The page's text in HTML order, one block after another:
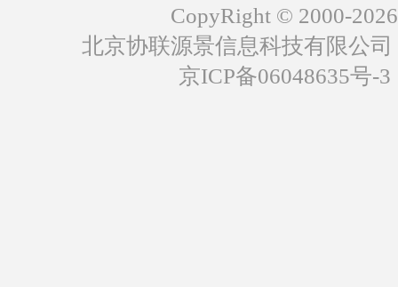
CopyRight © 2000-2026
北京协联源景信息科技有限公
京ICP备06048635号-3